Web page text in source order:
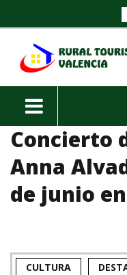
Concierto
Anna
de junio
CULTURA